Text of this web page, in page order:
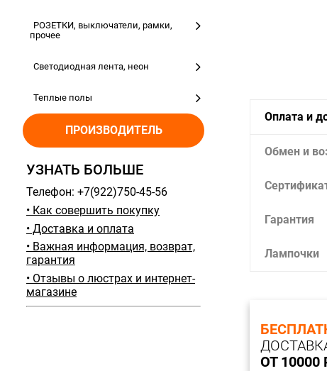
РОЗЕТКИ, выключатели, рамки,
прочее
Светодиодная лента, неон
Теплые полы
ПРОИЗВОДИТЕЛЬ
УЗНАТЬ БОЛЬШЕ
Телефон: +7(922)750-45-56
• Как совершить покупку
• Доставка и оплата
• Важная информация, возврат,
гарантия
• Отзывы о люстрах и интернет-
магазине
Оплата и
Обмен и
Гарантия
Лампочки
ОТ